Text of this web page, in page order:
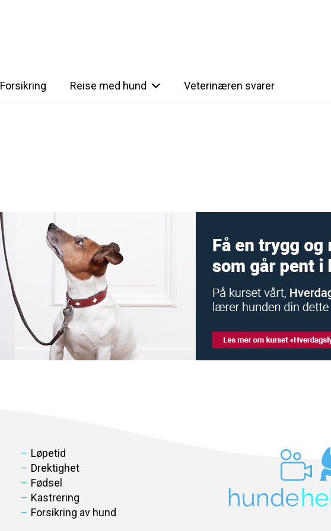
Forsikring Reise med hund Veterinæren svarer
Løpetid
Drektighet
Fødsel
Kastrering
Forsikring av hund